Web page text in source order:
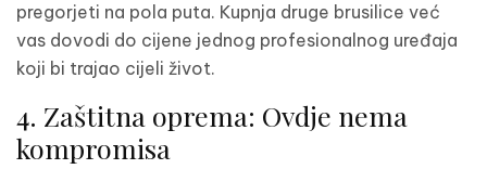
pregorjeti na pola puta. Kupnja druge brusilice već
vas dovodi do cijene jednog profesionalnog uređaja
koji bi trajao cijeli život.
4. Zaštitna oprema: Ovdje nema
kompromisa